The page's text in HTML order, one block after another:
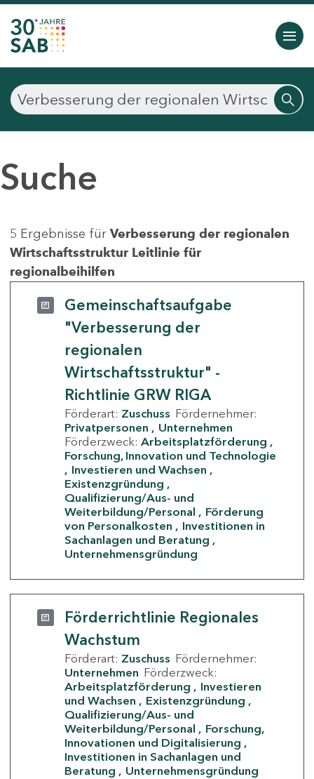
Suche
5 Ergebnisse für Verbesserung der regionalen
Wirtschaftsstruktur Leitlinie für
regionalbeihilfen
Gemeinschaftsaufgabe
"Verbesserung der
regionalen
Wirtschaftsstruktur" -
Richtlinie GRW RIGA
Förderart: Zuschuss Fördernehmer:
Privatpersonen
Unternehmen
Förderzweck: Arbeitsplatzförderung
Forschung, Innovation und Technologie
Investieren und Wachsen
Existenzgründung
Qualifizierung/Aus- und
Weiterbildung/Personal
Förderung
von Personalkosten
Investitionen in
Sachanlagen und Beratung
Unternehmensgründung
Förderrichtlinie Regionales
Wachstum
Förderart: Zuschuss Fördernehmer:
Unternehmen Förderzweck:
Arbeitsplatzförderung
Investieren
und Wachsen
Existenzgründung
Qualifizierung/Aus- und
Weiterbildung/Personal
Forschung,
Innovationen und Digitalisierung
Investitionen in Sachanlagen und
Beratung
Unternehmensgründung